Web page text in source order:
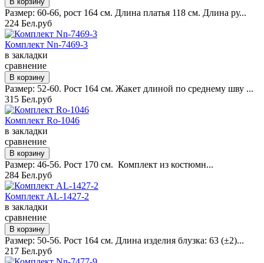
Размер: 60-66, рост 164 см. Длина платья 118 см. Длина ру...
224 Бел.руб
Комплект Nn-7469-3
в закладки
сравнение
Размер: 52-60. Рост 164 см. Жакет длиной по среднему шву ...
315 Бел.руб
Комплект Ro-1046
в закладки
сравнение
Размер: 46-56. Рост 170 см. Комплект из костюмн...
284 Бел.руб
Комплект AL-1427-2
в закладки
сравнение
Размер: 50-56. Рост 164 см. Длина изделия блузка: 63 (±2)...
217 Бел.руб